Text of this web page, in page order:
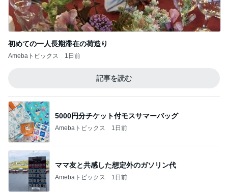
初めての一人長期滞在の荷造り
Amebaトピックス 1日前
記事を読む
5000円分チケット付モスサマーバッグ
Amebaトピックス 1日前
ママ友と共感した想定外のガソリン代
Amebaトピックス 1日前